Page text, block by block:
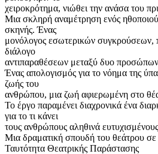
χειροκρότημα, νιώθει την ανάσα του
Μια σκληρή αναμέτρηση ενός
σκηνής. Ένας
μονόλογος εσωτερικών συγκρούσεων,
διάλογο
αντιπαραθέσεων μεταξύ δυο
Ένας απολογισμός για το νόημα της
ζωής του
ανθρώπου, μια ζωή αφιερωμένη στο
Το έργο παραμένει διαχρονικά ένα
για το τι κάνει
τους ανθρώπους αληθινά
Μια δραματική σπουδή του θεάτρου
Ταυτότητα Θεατρικής Παράστασης